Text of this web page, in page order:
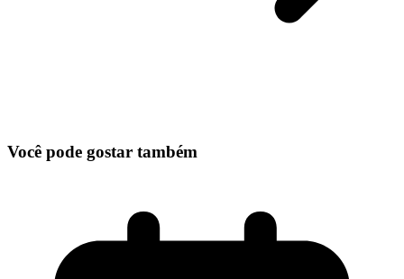
Você pode gostar também